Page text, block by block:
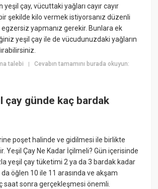
çay, vücuttaki yağları cayır cayır
bir şekilde kilo vermek istiyorsanız düzenli
yapmanız gerekir. Bunlara ek
yeşil çay ile de vücudunuzdaki yağların
talebi |Cevabın tamamını burada okuyun:
çay günde kaç bardak
poşet halinde ve gidilmesi ile birlikte
Yeşil Çay Ne Kadar İçilmeli? Gün içerisinde
yeşil çay tüketimi 2 ya da 3 bardak kadar
da öğlen 10 ile 11 arasında ve akşam
saat sonra gerçekleşmesi önemli.